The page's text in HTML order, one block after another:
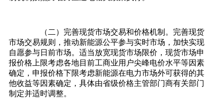
（二）完善现货市场交易和价格机制。完善现货
市场交易规则，推动新能源公平参与实时市场，加快实现
自愿参与日前市场。适当放宽现货市场限价，现货市场申
报价格上限考虑各地目前工商业用户尖峰电价水平等因素
确定，申报价格下限考虑新能源在电力市场外可获得的其
他收益等因素确定，具体由省级价格主管部门商有关部门
制定并适时调整。